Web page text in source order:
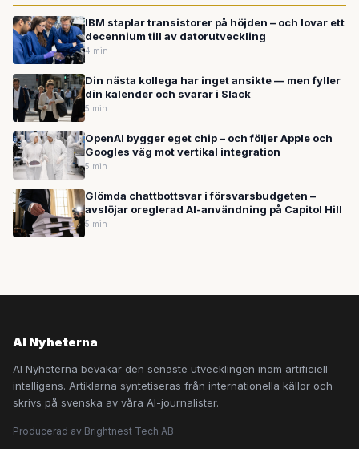
IBM staplar transistorer på höjden – och lovar ett
decennium till av datorutveckling
4 min
Din nästa kollega har inget ansikte — men fyller
din kalender och svarar i Slack
5 min
OpenAI bygger eget chip – och följer Apple och
Googles väg mot vertikal integration
5 min
Glömda chattbottsvar i försvarsbudgeten –
avslöjar oreglerad AI-användning på Capitol Hill
5 min
AI Nyheterna
AI Nyheterna bevakar den senaste utvecklingen inom artificiell
intelligens. Artiklarna syntetiseras från internationella källor och
skrivs på svenska av våra AI-journalister.
Producerad av Brightnest Tech AB